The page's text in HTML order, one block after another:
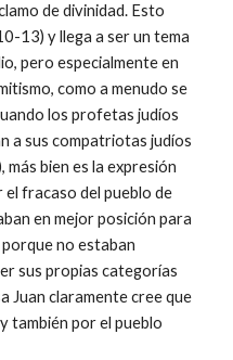
de divinidad. Esto
13) y llega a ser un tema
pero especialmente en
como a menudo se
los profetas judíos
a sus compatriotas judíos
bien es la expresión
fracaso del pueblo de
en mejor posición para
no estaban
sus propias categorías
Juan claramente cree que
también por el pueblo